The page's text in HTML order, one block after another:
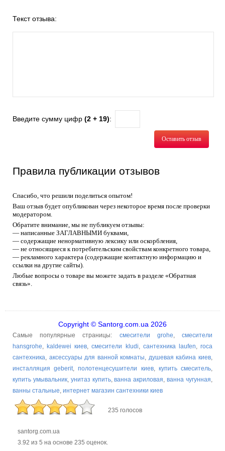
Текст отзыва:
Введите сумму цифр (2 + 19):
Оставить отзыв
Правила публикации отзывов
Спасибо, что решили поделиться опытом!
Ваш отзыв будет опубликован через некоторое время после проверки
модератором.
Обратите внимание, мы не публикуем отзывы:
— написанные ЗАГЛАВНЫМИ буквами,
— содержащие ненормативную лексику или оскорбления,
— не относящиеся к потребительским свойствам конкретного товара,
— рекламного характера (содержащие контактную информацию и
ссылки на другие сайты).
Любые вопросы о товаре вы можете задать в разделе «Обратная
связь».
Copyright © Santorg.com.ua 2026
Самые популярные страницы: смесители grohe,смесители
hansgrohe, kaldewei киев,смесители kludi, сантехника laufen,roca
сантехника, аксессуары для ванной комнаты, душевая кабина киев,
инсталляция geberit,полотенцесушители киев, купить смеситель,
купить умывальник, унитаз купить,ванна акриловая,ванна чугунная,
ванны стальные, интернет магазин сантехники киев
235 голосов
santorg.com.ua
3.92 из 5 на основе 235 оценок.